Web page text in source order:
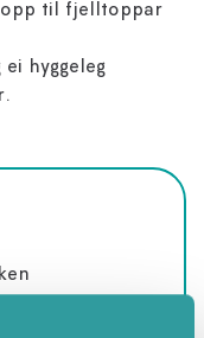
opp til fjelltoppar
hyggeleg